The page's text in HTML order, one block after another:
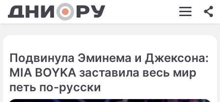
ШОУ-БИЗНЕС
КИНО
НЕДВИЖИМОСТЬ
Подвинула Эминема и Джексона:
MIA BOYKA заставила весь мир
петь по-русски